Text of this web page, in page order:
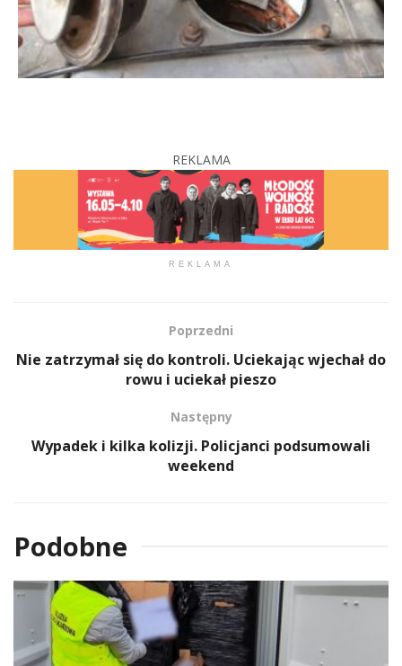
REKLAMA
REKLAMA
Poprzedni
Nie zatrzymał się do kontroli. Uciekając wjechał do
rowu i uciekał pieszo
Następny
Wypadek i kilka kolizji. Policjanci podsumowali
weekend
Podobne